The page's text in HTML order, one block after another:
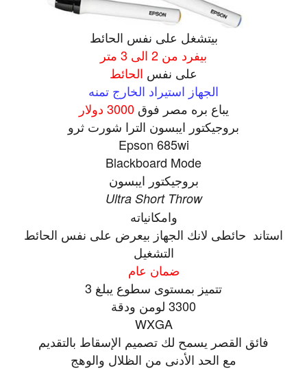
بيتشغل على نفس الحائط
بيفرد من 2 الى 3 متر
على نفس الحائط
الجهاز استيراد الخارج تمنه
يباع بره مصر فوق3000 دولار
بروجيكتور ايبسون الترا شورت ثرو
Epson 685wi
Blackboard Mode
بروجيكتور ايبسون
Ultra Short Throw
وامكانياته
استاند حائطى لانك الجهاز بيعرض على نفس الحائط
التشغيل
ضمان عام
تتميز بمستوى سطوع يبلغ 3
3300 لومن ودقة
WXGA
فائق القصر يسمح لك تصميم الإسقاط بالتقديم
مع الحد الأدنى من الظلال والوهج